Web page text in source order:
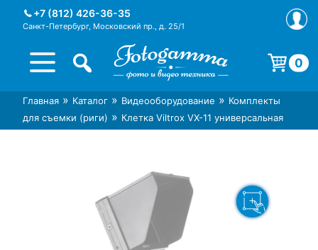
+7 (812) 426-36-35
Санкт-Петербург, Московский пр., д. 25/1
Интернет-магазин фототехники
Foto-Gamma в СПб
Магазин фотоаксессуаров foto-
gamma.ru
0
Корзина пуста.
Главная » Каталог » Видеооборудование » Комплекты
для съемки (риги) » Клетка Viltrox VX-11 универсальная